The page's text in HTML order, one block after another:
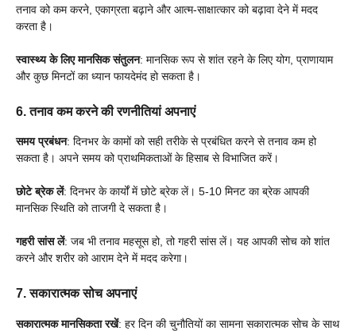
तनाव को कम करने, एकाग्रता बढ़ाने और आत्म-साक्षात्कार को बढ़ावा देने में मदद
करता है।
स्वास्थ्य के लिए मानसिक संतुलन: मानसिक रूप से शांत रहने के लिए योग, प्राणायाम
और कुछ मिनटों का ध्यान फायदेमंद हो सकता है।
6.तनाव कम करने की रणनीतियां अपनाएं
समय प्रबंधन: दिनभर के कामों को सही तरीके से प्रबंधित करने से तनाव कम हो
सकता है। अपने समय को प्राथमिकताओं के हिसाब से विभाजित करें।
छोटे ब्रेक लें: दिनभर के कार्यों में छोटे ब्रेक लें। 5-10 मिनट का ब्रेक आपकी
मानसिक स्थिति को ताजगी दे सकता है।
गहरी सांस लें: जब भी तनाव महसूस हो, तो गहरी सांस लें। यह आपकी सोच को शांत
करने और शरीर को आराम देने में मदद करेगा।
7.सकारात्मक सोच अपनाएं
सकारात्मक मानसिकता रखें: हर दिन की चुनौतियों का सामना सकारात्मक सोच के साथ